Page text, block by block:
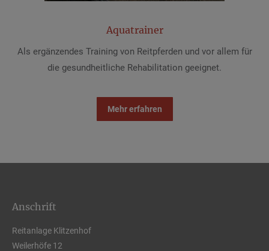
Aquatrainer
Als ergänzendes Training von Reitpferden und vor allem für
die gesundheitliche Rehabilitation geeignet.
Mehr erfahren
Anschrift
Reitanlage Klitzenhof
Weilerhöfe 12